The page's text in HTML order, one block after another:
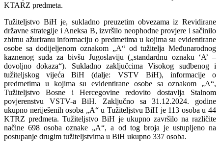
KTARZ predmeta.
Tužiteljstvo BiH je, sukladno preuzetim obvezama iz Revidirane
državne strategije i Aneksa B, izvršilo neophodne provjere i sačinilo
zbirnu ažuriranu informaciju o predmetima u kojima su evidentirane
osobe sa dodijeljenom oznakom „A“ od tužitelja Međunarodnog
kaznenog suda za bivšu Jugoslaviju („standardnu oznaku ‘A’ –
dovoljno dokaza“). Sukladno zaključcima Visokog sudbenog i
tužiteljskog vijeća BiH (dalje: VSTV BiH), informacije o
predmetima u kojima su evidentirane osobe sa oznakom „A“,
Tužiteljstvo Bosne i Hercegovine redovito dostavlja Stalnom
povjerenstvu VSTV-a BiH. Zaključno sa 31.12.2024. godine
ukupno neriješenih osoba „A“ u Tužiteljstvu BiH je 113 osoba u 44
KTRZ predmeta. Tužiteljstvo BiH je ukupno završilo na različite
načine 698 osoba oznake „A“, a od tog broja je ustupljeno na
postupanje drugim tužiteljstvima u BiH ukupno 337 osoba.